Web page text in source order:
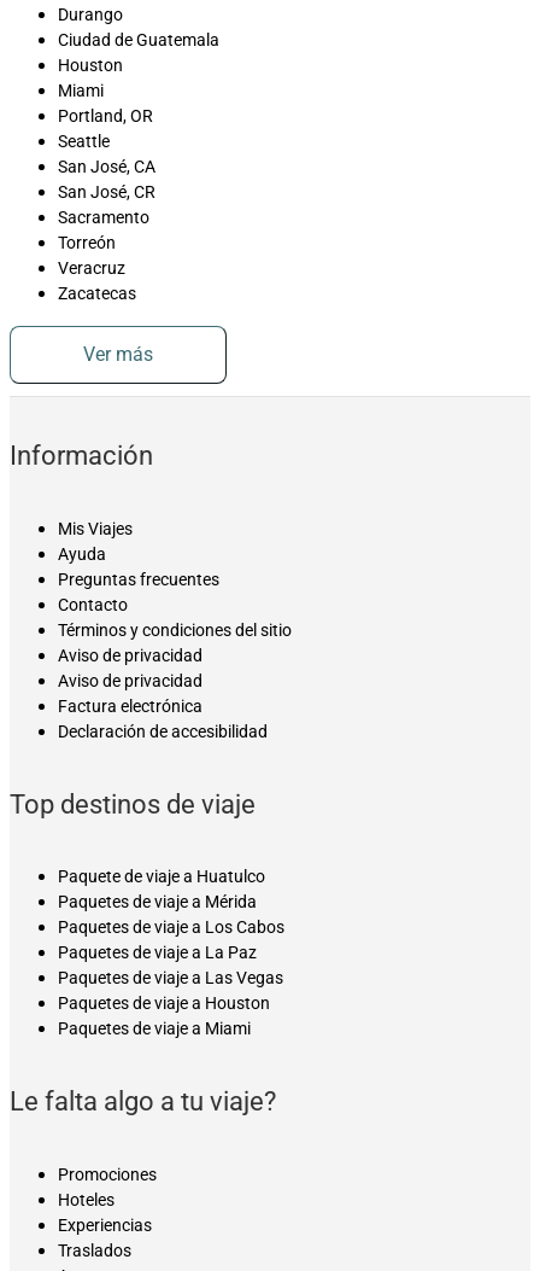
Durango
Ciudad de Guatemala
Houston
Miami
Portland, OR
Seattle
San José, CA
San José, CR
Sacramento
Torreón
Veracruz
Zacatecas
Ver más
Información
Mis Viajes
Ayuda
Preguntas frecuentes
Contacto
Términos y condiciones del sitio
Aviso de privacidad
Aviso de privacidad
Factura electrónica
Declaración de accesibilidad
Top destinos de viaje
Paquete de viaje a Huatulco
Paquetes de viaje a Mérida
Paquetes de viaje a Los Cabos
Paquetes de viaje a La Paz
Paquetes de viaje a Las Vegas
Paquetes de viaje a Houston
Paquetes de viaje a Miami
Le falta algo a tu viaje?
Promociones
Hoteles
Experiencias
Traslados